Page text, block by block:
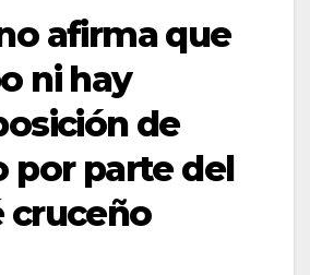
afirma que
ni hay
de
por parte del
cruceño